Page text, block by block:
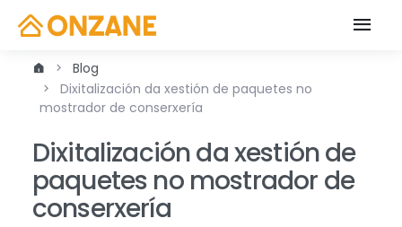
Blog
Dixitalización da xestión de paquetes no
mostrador de conserxería
Dixitalización da xestión de
paquetes no mostrador de
conserxería